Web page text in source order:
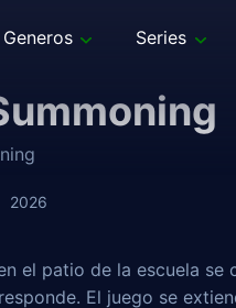
Generos Series
2026
el patio de la escuela se
El juego se